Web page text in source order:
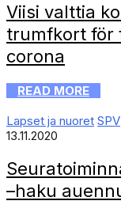
Viisi valttia
trumfkort för
corona
READ MORE
Lapset ja nuoret SPV
13.11.2020
–­­­­­haku